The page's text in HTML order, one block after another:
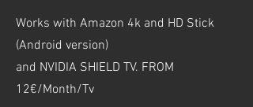
Works with Amazon 4k and HD Stick
(Android version)
and NVIDIA SHIELD TV. FROM
12€/Month/Tv